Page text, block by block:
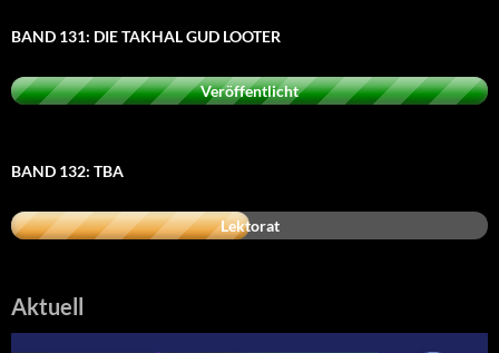
BAND 131: DIE TAKHAL GUD LOOTER
Veröffentlicht
BAND 132: TBA
Lektorat
Aktuell